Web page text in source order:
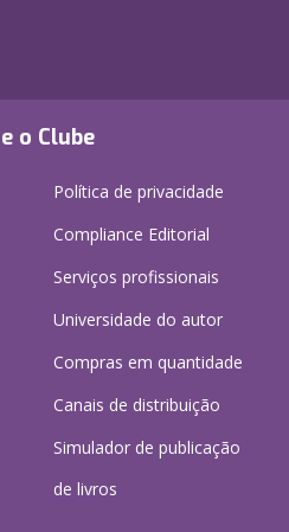
o Clube
Política de privacidade
Compliance Editorial
Serviços profissionais
Universidade do autor
Compras em quantidade
Canais de distribuição
Simulador de publicação
de livros